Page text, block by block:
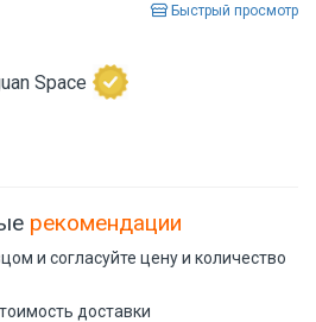
Быстрый просмотр
Space
рекомендации
и согласуйте цену и количество
доставки